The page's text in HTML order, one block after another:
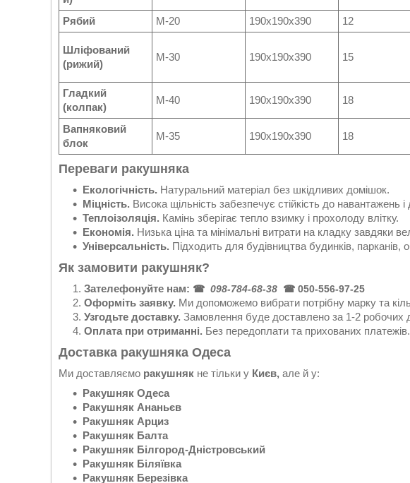
Рябий М-20 190х190х390 12
Шліфований
(рижий)
М-30 190х190х390 15
Гладкий
(колпак)
М-40 190х190х390 18
Вапняковий
блок
М-35 190х190х390 18
Переваги ракушняка
Екологічність. Натуральний матеріал без шкідливих домішок.
Міцність. Висока щільність забезпечує стійкість до навантажень і
Теплоізоляція. Камінь зберігає тепло взимку і прохолоду влітку.
Економія. Низька ціна та мінімальні витрати на кладку завдяки
Універсальність. Підходить для будівництва будинків,
Як замовити ракушняк?
Зателефонуйте нам: ☎ 098-784-68-38 ☎ 050-556-97-25
Оформіть заявку. Ми допоможемо вибрати потрібну марку та
Узгодьте доставку. Замовлення буде доставлено за 1-2 робочих
Оплата при отриманні. Без передоплати та прихованих платежів.
Доставка ракушняка Одеса
Ми доставляємо ракушняк не тільки у Києв, але й у:
Ракушняк Одеса
Ракушняк Ананьєв
Ракушняк Арциз
Ракушняк Балта
Ракушняк Білгород-Дністровський
Ракушняк Біляївка
Ракушняк Березівка